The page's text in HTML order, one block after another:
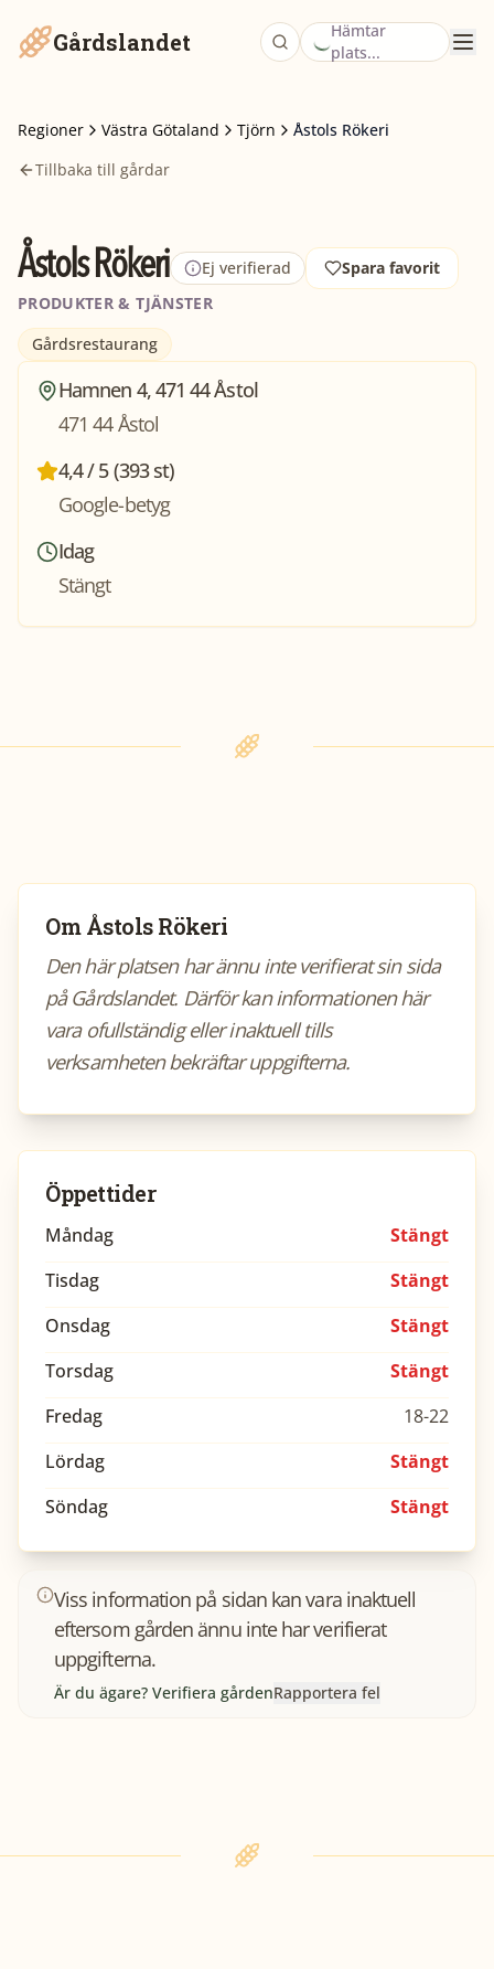
Gårdslandet
Hämtar
plats...
Regioner Västra Götaland Tjörn
Åstols Rökeri
Tillbaka till gårdar
Åstols Rökeri Ej verifierad
Spara favorit
PRODUKTER & TJÄNSTER
Gårdsrestaurang
Hamnen 4, 471 44 Åstol
471 44 Åstol
4,4 / 5 (393 st)
Google-betyg
Idag
Stängt
OmÅstols Rökeri
Den här platsen har ännu inte verifierat sin sida
på Gårdslandet. Därför kan informationen här
vara ofullständig eller inaktuell tills
verksamheten bekräftar uppgifterna.
Öppettider
Måndag
Stängt
Tisdag
Stängt
Onsdag
Stängt
Torsdag
Stängt
Fredag
18-22
Lördag
Stängt
Söndag
Stängt
Viss information på sidan kan vara inaktuell
eftersom gården ännu inte har verifierat
uppgifterna.
Är du ägare? Verifiera gårdenRapportera fel